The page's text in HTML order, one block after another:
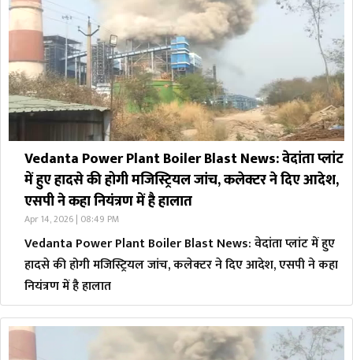
Vedanta Power Plant Boiler Blast News: वेदांता प्लांट
में हुए हादसे की होगी मजिस्ट्रियल जांच, कलेक्टर ने दिए आदेश,
एसपी ने कहा नियंत्रण में है हालात
Apr 14, 2026 | 08:49 PM
Vedanta Power Plant Boiler Blast News: वेदांता प्लांट में हुए
हादसे की होगी मजिस्ट्रियल जांच, कलेक्टर ने दिए आदेश, एसपी ने कहा
नियंत्रण में है हालात